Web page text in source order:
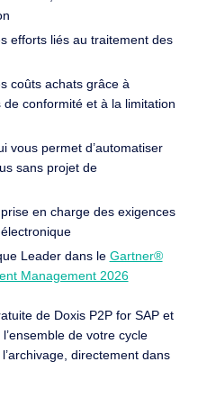
efforts liés au traitement des
coûts achats grâce à
de conformité et à la limitation
vous permet d’automatiser
sans projet de
en charge des exigences
Leader dans le Gartner®
Management 2026
de Doxis P2P for SAP et
de votre cycle
directement dans